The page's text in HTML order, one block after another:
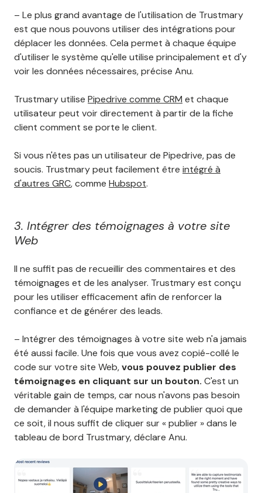
– Le plus grand avantage de l'utilisation de Trustmary
est que nous pouvons utiliser des intégrations pour
déplacer les données. Cela permet à chaque équipe
d'utiliser le système qu'elle utilise principalement et d'y
voir les données nécessaires, précise Anu.
Trustmary utilise Pipedrive comme CRM et chaque
utilisateur peut voir directement à partir de la fiche
client comment se porte le client.
Si vous n'êtes pas un utilisateur de Pipedrive, pas de
soucis. Trustmary peut facilement être intégré à
d'autres GRC, comme Hubspot.
3. Intégrer des témoignages à votre site
Web
Il ne suffit pas de recueillir des commentaires et des
témoignages et de les analyser. Trustmary est conçu
pour les utiliser efficacement afin de renforcer la
confiance et de générer des leads.
– Intégrer des témoignages à votre site web n'a jamais
été aussi facile. Une fois que vous avez copié-collé le
code sur votre site Web,vous pouvez publier des
témoignages en cliquant sur un bouton. C'est un
véritable gain de temps, car nous n'avons pas besoin
de demander à l'équipe marketing de publier quoi que
ce soit, il nous suffit de cliquer sur « publier » dans le
tableau de bord Trustmary, déclare Anu.